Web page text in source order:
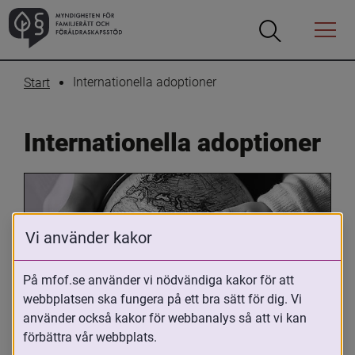
Öppna
Öppna
Menyn
Start Internationella adoptioner
Internationella adoptioner
Oavsett om du är adopterad,
adoptivförälder eller arbetar med
Vi använder kakor
På mfof.se använder vi nödvändiga kakor för att
webbplatsen ska fungera på ett bra sätt för dig. Vi
använder också kakor för webbanalys så att vi kan
förbättra vår webbplats.